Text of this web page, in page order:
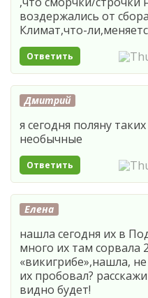
воздержались от
Климат,что-
Ответить
Дмитрий
я сегодня поляну
необычные
Ответить
Елена
нашла сегодня их в
много их там сорвала
«викигрибе»,нашла,
их пробовал?
видно будет!